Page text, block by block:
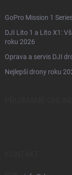
GoPro Mission 1
DJI Lito 1 a Lito X1:
roku 2026
Oprava a servis DJI
Nejlepší drony roku